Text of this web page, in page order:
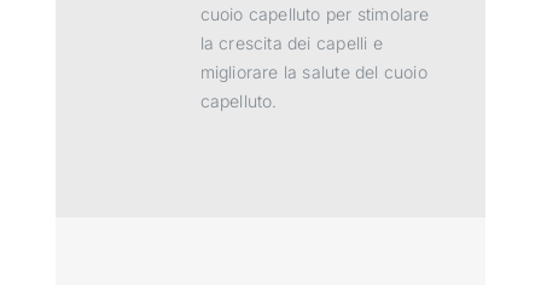
cuoio capelluto per stimolare
la crescita dei capelli e
migliorare la salute del cuoio
capelluto.